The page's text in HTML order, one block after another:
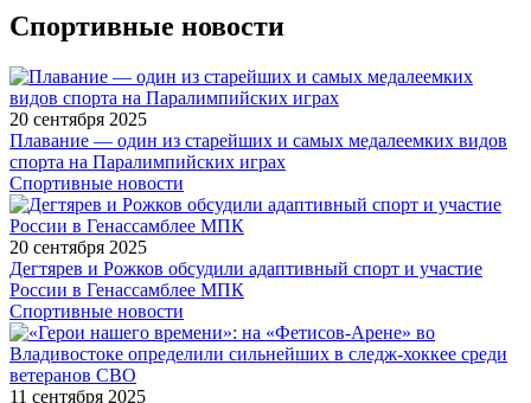
Спортивные новости
20 сентября 2025
Плавание — один из старейших и самых медалеемких видов
спорта на Паралимпийских играх
Спортивные новости
20 сентября 2025
Дегтярев и Рожков обсудили адаптивный спорт и участие
России в Генассамблее МПК
Спортивные новости
11 сентября 2025